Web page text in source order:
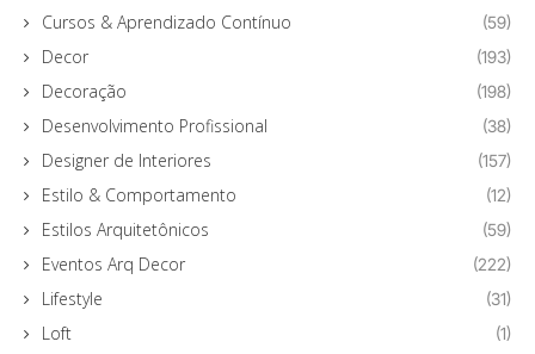
Cursos & Aprendizado Contínuo (59)
Decor (193)
Decoração (198)
Desenvolvimento Profissional (38)
Designer de Interiores (157)
Estilo & Comportamento (12)
Estilos Arquitetônicos (59)
Eventos Arq Decor (222)
Lifestyle (31)
Loft (1)